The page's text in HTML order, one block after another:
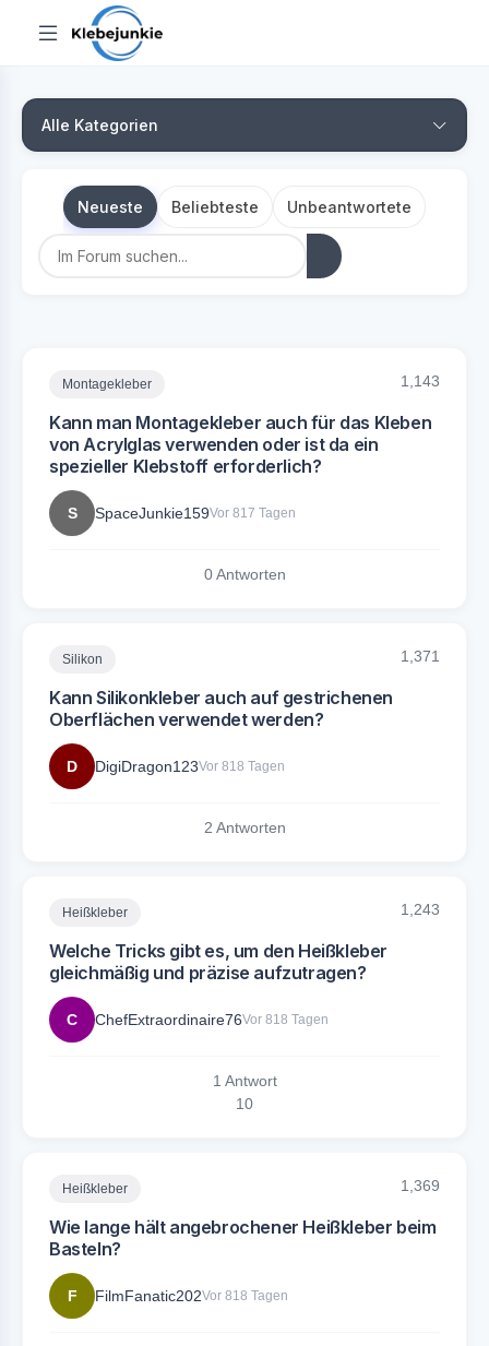
Alle Kategorien
Neueste Beliebteste Unbeantwortete
Montagekleber 1,143
Kann man Montagekleber auch für das Kleben
von Acrylglas verwenden oder ist da ein
spezieller Klebstoff erforderlich?
S SpaceJunkie159Vor 817 Tagen
0 Antworten
Silikon 1,371
Kann Silikonkleber auch auf gestrichenen
Oberflächen verwendet werden?
D DigiDragon123Vor 818 Tagen
2 Antworten
Heißkleber 1,243
Welche Tricks gibt es, um den Heißkleber
gleichmäßig und präzise aufzutragen?
C ChefExtraordinaire76Vor 818 Tagen
1 Antwort
10
Heißkleber 1,369
Wie lange hält angebrochener Heißkleber beim
Basteln?
F FilmFanatic202Vor 818 Tagen